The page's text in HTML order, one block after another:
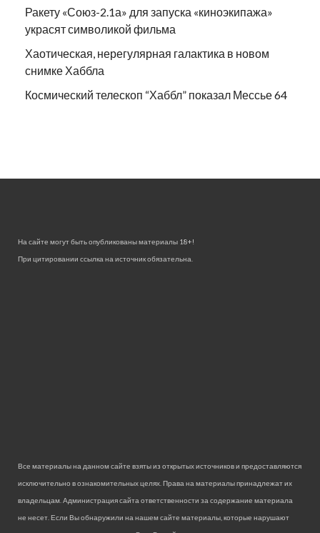
Ракету «Союз-2.1а» для запуска «киноэкипажа»
украсят символикой фильма
Хаотическая, нерегулярная галактика в новом
снимке Хаббла
Космический телескоп “Хаббл” показал Мессье 64
На сайте могут быть опубликованы материалы 18+!
При цитировании ссылка на источник обязательна.
Все материалы на данном сайте взяты из открытых источников и предоставляются
исключительно в ознакомительных целях. Права на материалы принадлежат их
владельцам. Администрация сайта ответственности за содержание материала
не несет. Если Вы обнаружили на нашем сайте материалы, которые нарушают